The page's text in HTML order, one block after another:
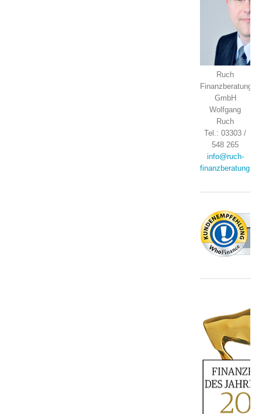
Ruch
Finanzberatung
GmbH
Wolfgang
Ruch
Tel.: 03303 /
548 265
info@ruch-
finanzberatung.de